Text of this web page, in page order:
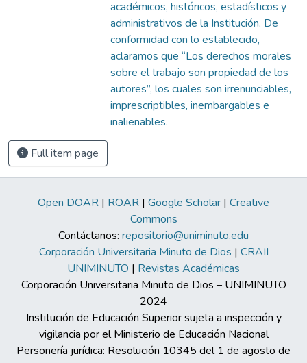
académicos, históricos, estadísticos y
administrativos de la Institución. De
conformidad con lo establecido,
aclaramos que “Los derechos morales
sobre el trabajo son propiedad de los
autores”, los cuales son irrenunciables,
imprescriptibles, inembargables e
inalienables.
Full item page
Open DOAR | ROAR | Google Scholar | Creative
Commons
Contáctanos: repositorio@uniminuto.edu
Corporación Universitaria Minuto de Dios | CRAII
UNIMINUTO | Revistas Académicas
Corporación Universitaria Minuto de Dios – UNIMINUTO
2024
Institución de Educación Superior sujeta a inspección y
vigilancia por el Ministerio de Educación Nacional
Personería jurídica: Resolución 10345 del 1 de agosto de